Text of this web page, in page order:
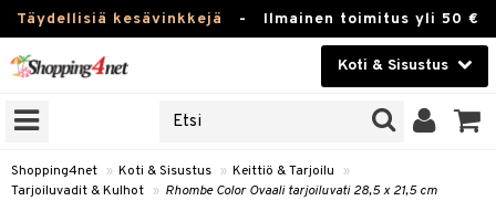
Täydellisiä kesävinkkejä - Ilmainen toimitus yli 50 €
Koti & Sisustus
Kauneudenhoito
Piilolinssit
Shopping4net » Koti & Sisustus » Keittiö & Tarjoilu
»
Tarjoiluvadit & Kulhot » Rhombe Color Ovaali tarjoiluvati 28,5 x 21,5 cm